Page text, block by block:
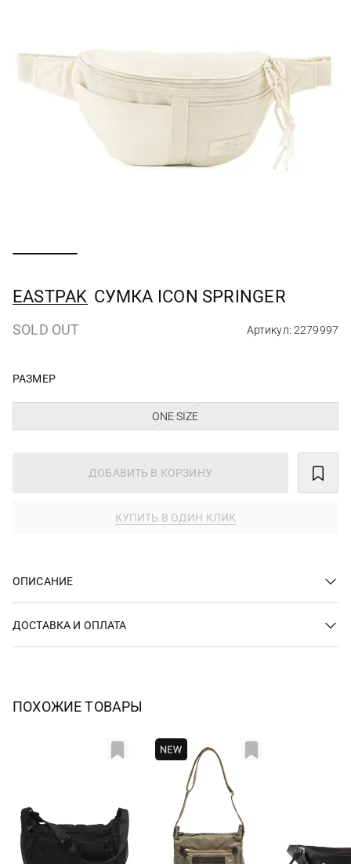
EASTPAK СУМКА ICON SPRINGER
SOLD OUT Артикул: 2279997
РАЗМЕР
ONE SIZE
ДОБАВИТЬ В КОРЗИНУ
КУПИТЬ В ОДИН КЛИК
ОПИСАНИЕ
ДОСТАВКА И ОПЛАТА
ПОХОЖИЕ ТОВАРЫ